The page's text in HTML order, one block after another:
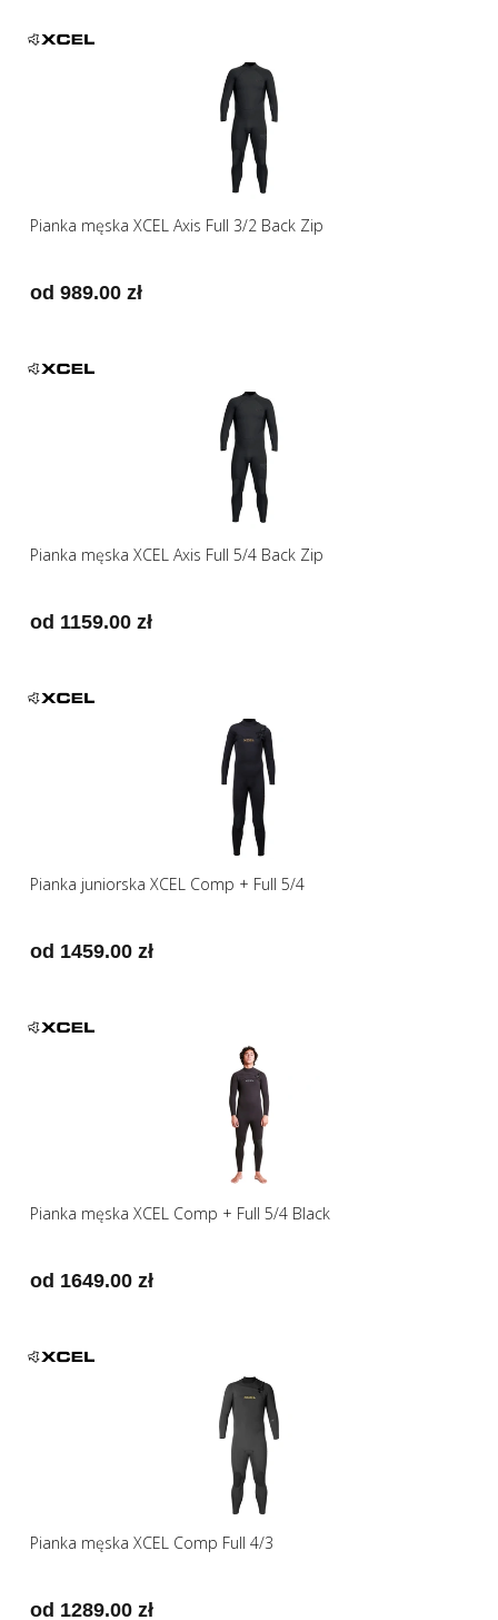
Pianka męska XCEL Axis Full 3/2 Back Zip
od 989.00 zł
Pianka męska XCEL Axis Full 5/4 Back Zip
od 1159.00 zł
Pianka juniorska XCEL Comp + Full 5/4
od 1459.00 zł
Pianka męska XCEL Comp + Full 5/4 Black
od 1649.00 zł
Pianka męska XCEL Comp Full 4/3
od 1289.00 zł